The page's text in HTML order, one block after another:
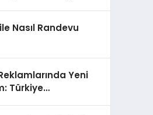
Nasıl Randevu
Yeni
Türkiye